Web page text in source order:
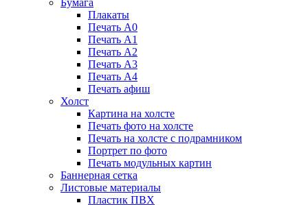
Бумага
Плакаты
Печать А0
Печать А1
Печать А2
Печать А3
Печать А4
Печать афиш
Холст
Картина на холсте
Печать фото на холсте
Печать на холсте с подрамником
Портрет по фото
Печать модульных картин
Баннерная сетка
Листовые материалы
Пластик ПВХ